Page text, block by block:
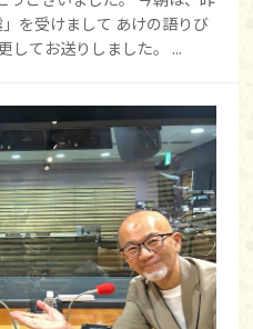
を受けまして あけの語りび
してお送りしました。 ...